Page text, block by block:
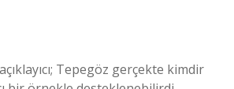
açıklayıcı; Tepegöz gerçekte kimdir